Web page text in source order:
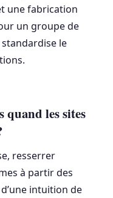
une fabrication
un groupe de
le
quand les sites
resserrer
à partir des
intuition de